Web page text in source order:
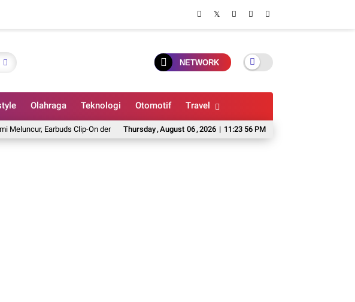
NETWORK
Olahraga Teknologi Otomotif Travel
Thursday,August 06,2026 | 11:23 57 PM
Earbuds Clip-On dengan Smart Dial dan Baterai Hingga 10 Jam Daftar Harga Mobil Rp 400